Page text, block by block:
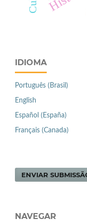
IDIOMA
Português (Brasil)
English
Español (España)
Français (Canada)
ENVIAR
NAVEGAR